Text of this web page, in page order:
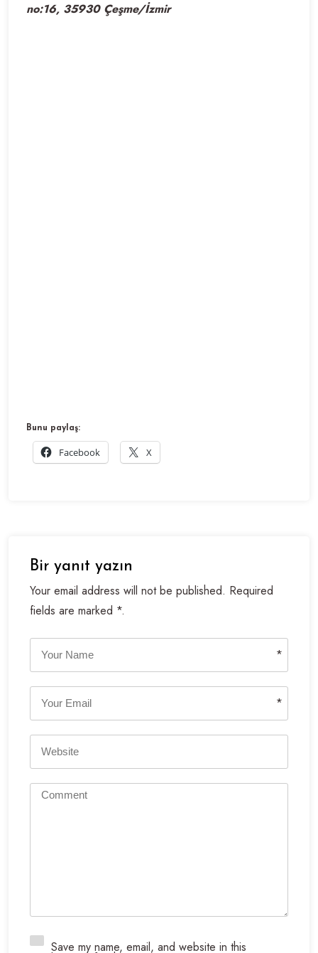
no:16, 35930 Çeşme/İzmir
Bunu paylaş:
Facebook X
Bir yanıt yazın
Your email address will not be published. Required
fields are marked *.
*
*
Save my name, email, and website in this